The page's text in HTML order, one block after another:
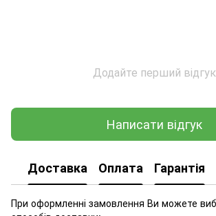
Додайте перший відгук
Написати відгук
Доставка Оплата Гарантія
При оформленні замовлення Ви можете